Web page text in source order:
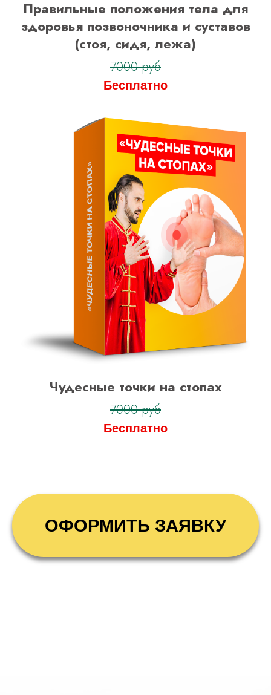
Правильные положения тела для
здоровья позвоночника и суставов
(стоя, сидя, лежа)
7000 руб
Бесплатно
Чудесные точки на стопах
7000 руб
Бесплатно
При оформлении заявки сегодня,
Вы получите бонусы, общей
стоимостью 51 000 рублей,
БЕСПЛАТНО
Бонусы